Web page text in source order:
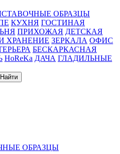
ОБРАЗЦЫ
КУХНЯ ГОСТИНАЯ
ПРИХОЖАЯ ДЕТСКАЯ
ХРАНЕНИЕ ЗЕРКАЛА ОФИС
БЕСКАРКАСНАЯ
HoReKa ДАЧА ГЛАДИЛЬНЫЕ
Найти
ОБРАЗЦЫ